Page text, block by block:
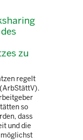
zu
regelt
so
dass
und die